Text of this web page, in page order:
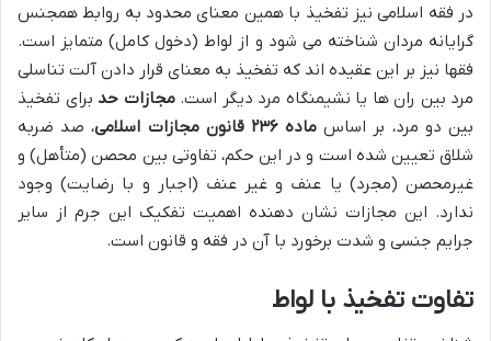
در فقه اسلامی نیز تفخیذ با همین معنای محدود به روابط همجنس
گرایانه مردان شناخته می شود و از لواط (دخول کامل) متمایز است.
فقها نیز بر این عقیده اند که تفخیذ به معنای قرار دادن آلت تناسلی
مرد بین ران ها یا نشیمنگاه مرد دیگر است.مجازات حد برای تفخیذ
بین دو مرد، بر اساس ماده ۲۳۶ قانون مجازات اسلامی
، صد ضربه
شلاق تعیین شده است و در این حکم، تفاوتی بین محصن (متأهل) و
غیرمحصن (مجرد) یا عنف و غیر عنف (اجبار و با رضایت) وجود
ندارد. این مجازات نشان دهنده اهمیت تفکیک این جرم از سایر
جرایم جنسی و شدت برخورد با آن در فقه و قانون است.
تفاوت تفخیذ با لواط